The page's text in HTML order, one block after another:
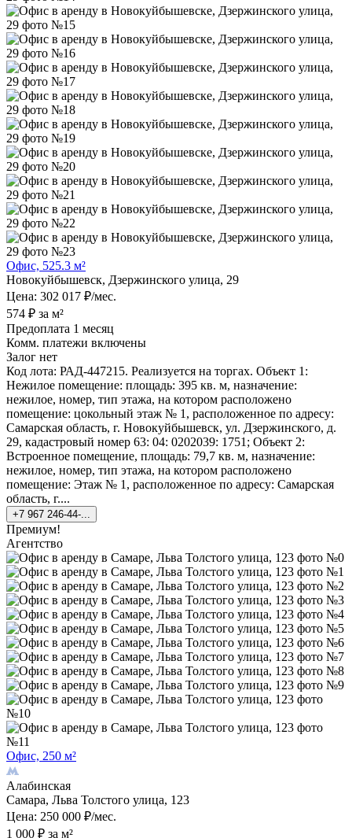
Офис, 525.3 м²
Новокуйбышевск, Дзержинского улица, 29
Цена: 302 017 ₽/мес.
574 ₽ за м²
Предоплата 1 месяц
Комм. платежи включены
Залог нет
Код лота: РАД-447215. Реализуется на торгах. Объект 1:
Нежилое помещение: площадь: 395 кв. м, назначение:
нежилое, номер, тип этажа, на котором расположено
помещение: цокольный этаж № 1, расположенное по адресу:
Самарская область, г. Новокуйбышевск, ул. Дзержинского, д.
29, кадастровый номер 63: 04: 0202039: 1751; Объект 2:
Встроенное помещение, площадь: 79,7 кв. м, назначение:
нежилое, номер, тип этажа, на котором расположено
помещение: Этаж № 1, расположенное по адресу: Самарская
область, г....
+7 967 246-44-...
Премиум!
Агентство
Офис, 250 м²
Алабинская
Самара, Льва Толстого улица, 123
Цена: 250 000 ₽/мес.
1 000 ₽ за м²